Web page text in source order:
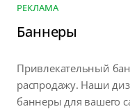
РЕКЛАМА
Баннеры
Привлекательный
распродажу. Наши
баннеры для вашего